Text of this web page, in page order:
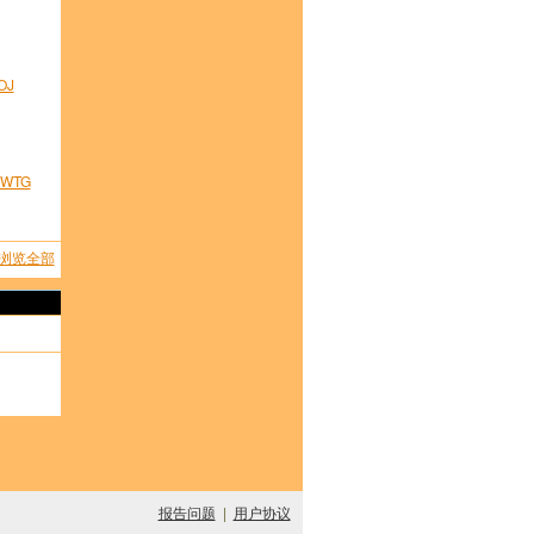
览全部
报告问题 | 用户协议